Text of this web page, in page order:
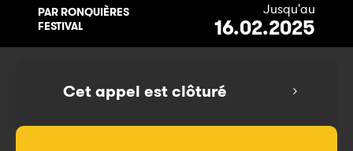
PAR RONQUIÈRES
FESTIVAL
Jusqu'au
16.02.2025
Cet appel est clôturé